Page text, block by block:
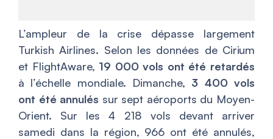
L’ampleur de la crise dépasse largement
Turkish Airlines. Selon les données de Cirium
et FlightAware, 19 000 vols ont été retardés
à l’échelle mondiale. Dimanche, 3 400 vols
ont été annulés sur sept aéroports du Moyen-
Orient. Sur les 4 218 vols devant arriver
samedi dans la région, 966 ont été annulés,